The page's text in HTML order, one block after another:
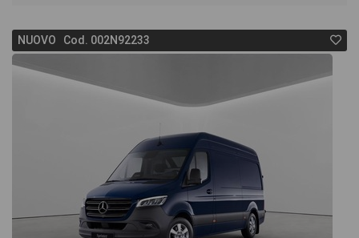
NUOVO Cod. 002N92233